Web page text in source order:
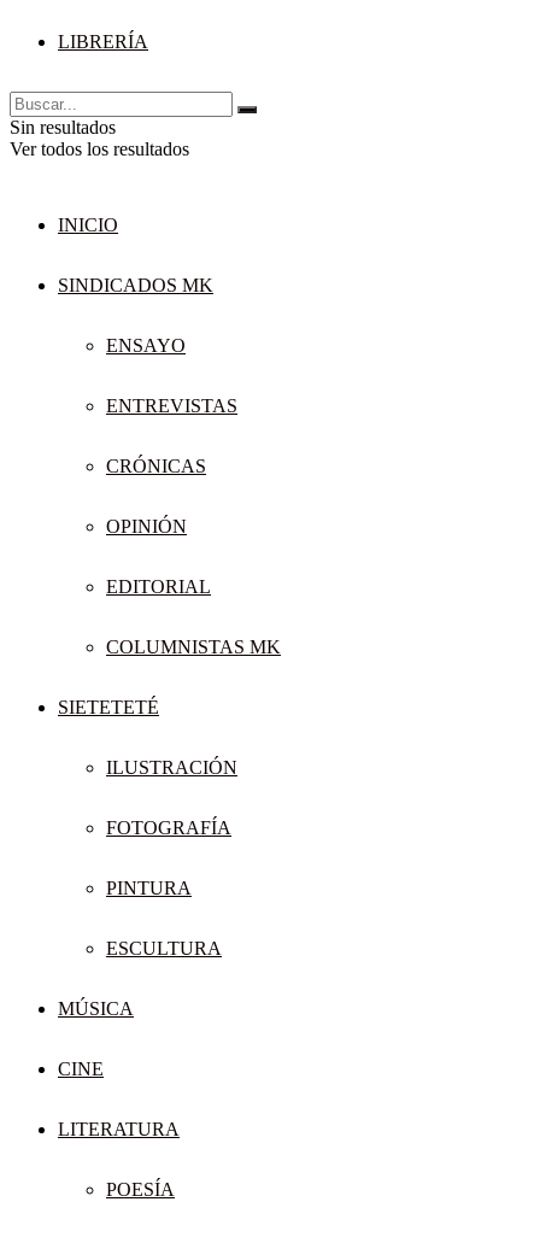
LIBRERÍA
Sin resultados
Ver todos los resultados
INICIO
SINDICADOS MK
ENSAYO
ENTREVISTAS
CRÓNICAS
OPINIÓN
EDITORIAL
COLUMNISTAS MK
SIETETETÉ
ILUSTRACIÓN
FOTOGRAFÍA
PINTURA
ESCULTURA
MÚSICA
CINE
LITERATURA
POESÍA